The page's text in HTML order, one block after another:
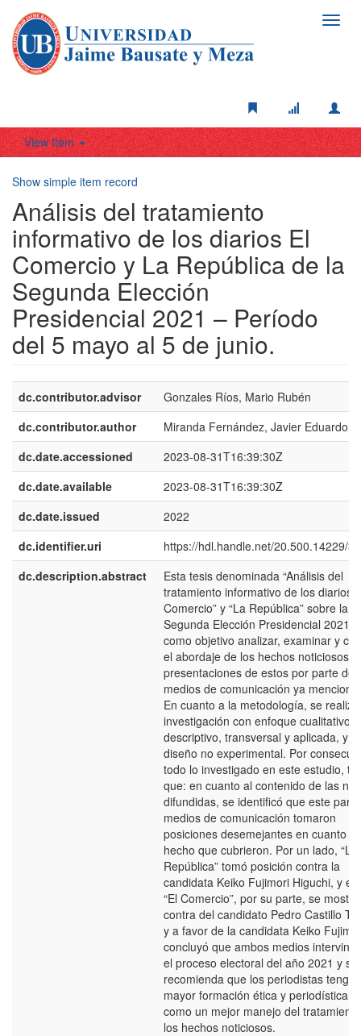
View Item
Show simple item record
Análisis del tratamiento
informativo de los diarios El
Comercio y La República de la
Segunda Elección
Presidencial 2021 – Período
del 5 mayo al 5 de junio.
dc.contributor.advisor
Gonzales Ríos, Mario Rubén
dc.contributor.author
Miranda Fernández, Javier Eduardo
dc.date.accessioned
2023-08-31T16:39:30Z
dc.date.available
2023-08-31T16:39:30Z
dc.date.issued
2022
dc.identifier.uri
https://hdl.handle.net/20.500.14229/
dc.description.abstract
Esta tesis denominada “Análisis del
tratamiento informativo de los diarios
Comercio” y “La República” sobre la
Segunda Elección Presidencial 2021”
como objetivo analizar, examinar y
el abordaje de los hechos noticiosos y
presentaciones de estos por parte de
medios de comunicación ya
En cuanto a la metodología, se
investigación con enfoque cualitativo,
descriptivo, transversal y aplicada, y
diseño no experimental. Por
todo lo investigado en este estudio,
que: en cuanto al contenido de las
difundidas, se identificó que este par
medios de comunicación tomaron
posiciones desemejantes en cuanto al
hecho que cubrieron. Por un lado, “La
República” tomó posición contra la
candidata Keiko Fujimori Higuchi, y el
“El Comercio”, por su parte, se
contra del candidato Pedro Castillo
y a favor de la candidata Keiko
concluyó que ambos medios
el proceso electoral del año 2021 y se
recomienda que los periodistas
mayor formación ética y periodística,
como un mejor manejo del
los hechos noticiosos.